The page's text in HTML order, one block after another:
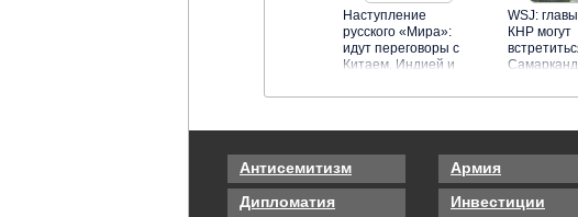
Наступление
русского «Мира»:
идут переговоры с
Китаем, Индией и
WSJ:
КНР могут
на Бали
Антисемитизм Армия
Дипломатия
Инвестиции